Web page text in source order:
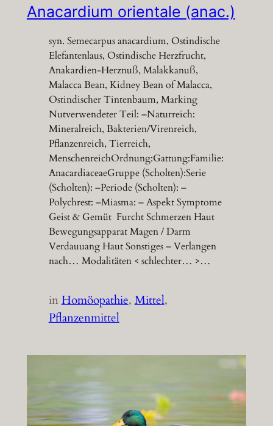
Anacardium orientale (anac.)
syn. Semecarpus anacardium, Ostindische
Elefantenlaus, Ostindische Herzfrucht,
Anakardien-Herznuß, Malakkanuß,
Malacca Bean, Kidney Bean of Malacca,
Ostindischer Tintenbaum, Marking
Nutverwendeter Teil: –Naturreich:
Mineralreich, Bakterien/Virenreich,
Pflanzenreich, Tierreich,
MenschenreichOrdnung:Gattung:Familie:
AnacardiaceaeGruppe (Scholten):Serie
(Scholten): –Periode (Scholten): –
Polychrest: –Miasma: – Aspekt Symptome
Geist & Gemüt Furcht Schmerzen Haut
Bewegungsapparat Magen / Darm
Verdauuang Haut Sonstiges – Verlangen
nach… Modalitäten < schlechter… >…
inHomöopathie, Mittel
Pflanzenmittel